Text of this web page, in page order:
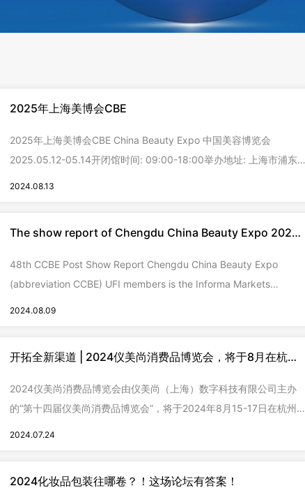
2025年上海美博会CBE
2025年上海美博会CBE China Beauty Expo 中国美容博览会
2025.05.12-05.14开闭馆时间: 09:00-18:00举办地址: 上海市浦东新
2024.08.13
The show report of Chengdu China Beauty Expo 2023
48th CCBE Post Show Report Chengdu China Beauty Expo
(abbreviation CCBE) UFI members is the Informa Markets
2024.08.09
开拓全新渠道 | 2024仪美尚消费品博览会，将于8月在杭州
2024仪美尚消费品博览会由仪美尚（上海）数字科技有限公司主办
的“第十四届仪美尚消费品博览会”，将于2024年8月15-17日在杭州大
展览会，同时也是各大企业进驻中国市场的重要平台之一。仪美尚秉
2024.07.24
2024化妆品包装往哪卷？！这场论坛有答案！